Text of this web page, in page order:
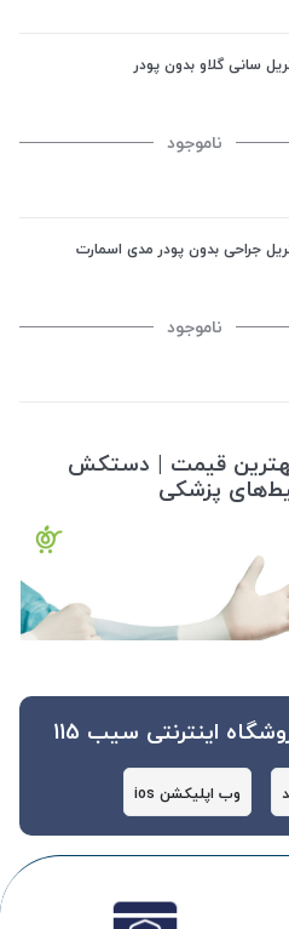
سانی گلاو بدون پودر
ناموجود
جراحی بدون پودر مدی اسمارت
ناموجود
قیمت | دستکش
پزشکی
پزشکی هستند که در جراحی‌ها و
و کادر پزشکی مورد استفاده قرار
اینترنتی سیب 115
وب اپلیکشن ios